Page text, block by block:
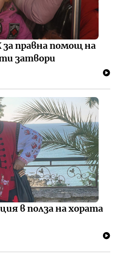
правна помощ на
затвори
в полза на хората